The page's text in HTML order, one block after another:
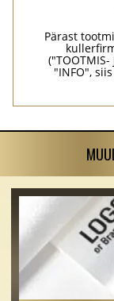
Pärast
("TOOTMIS-
"INFO",